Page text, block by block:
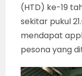
(HTD) ke-19
sekitar pukul
mendapat
pesona yang